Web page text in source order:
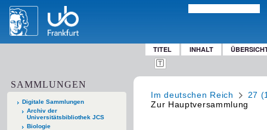
TITEL INHALT
SAMMLUNGEN
Digitale Sammlungen
Archiv der
Universitätsbibliothek JCS
Biologie
Im deutschen Reich
27
Zur Hauptversammlung